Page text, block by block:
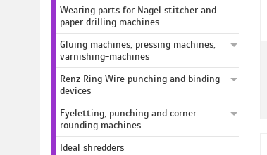
Wearing parts for Nagel stitcher and
paper drilling machines
Gluing machines, pressing machines,
varnishing-machines
Renz Ring Wire punching and binding
devices
Eyeletting, punching and corner
rounding machines
Ideal shredders